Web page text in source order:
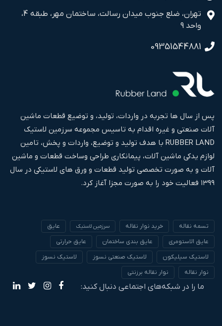
تهران، ضلع جنوب میدان رسالت، ساختمان مهر، طبقه 4،
واحد 9
09351544881
پس از سال ها تجربه در واردات، تولید، و توضیع قطعات ماشین
آلات صنعتی و غیره اقدام به تاسیس مجموعه سرزمین لاستیک
RUBBER LAND با هدف تولید و توضیع، واردات و پخش، تامین
لوازم یدکی ماشین آلات، پیمانکاری طراحی وساخت قطعات و ماشین
آلات و به صورت تخصصی تولید قطعات و ورق های لاستیکی در سال
۱۳۹۹ فعالیت خود را به صورت مجزا آغاز کرد.
تسمه نقاله خرید نوار نقاله سرزمین لاستیک
عایق
عایق الاستومری
عایق بندی ساختمان
عایق حرارتی
لاستیک سیلیکون
لاستیک صنعتی نسوز
لاستیک نسوز
نوار نقاله
نوار نقاله برزنتی
ما را در شبکه‌های اجتماعی دنبال کنید: